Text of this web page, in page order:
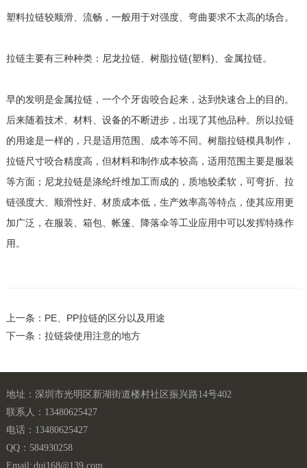
塑料拉链较顺滑、流畅，一般用于对强度、弯曲要求不太高的场合。
拉链主要有三种种类：尼龙拉链、树脂拉链(塑料)、金属拉链。
早的发明是金属拉链，一个个牙齿咬合起来，达到快速合上的目的。
后来随着技术、材料、设备的不断进步，出现了其他品种。所以拉链
的用途是一样的，只是适用范围、成本等不同。树脂拉链模具制作，
拉链尺寸咬合精度高，但材料和制作成本较高，适用范围主要是服装
等方面；尼龙拉链是涤纶纤维加工而成的，质地较柔软，可弯折、拉
链强度大、顺滑性好、材质成本低，生产效率高等特点，使其应用更
加广泛，在服装、箱包、帐篷、降落伞等工业应用中可以发挥特殊作
用。
上一条：PE、PP拉链的区分以及用途
下一条：拉链袋使用注意的地方
地址：深圳市光明区新湖街道楼村社区振兴路14号402
联系人：13480625427
电话：13480625427
QQ：584930258
Email: dui168@139.com